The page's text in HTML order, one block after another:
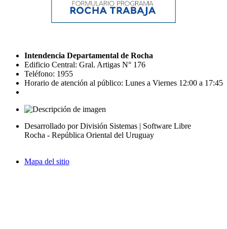
Intendencia Departamental de Rocha
Edificio Central: Gral. Artigas N° 176
Teléfono: 1955
Horario de atención al público: Lunes a Viernes 12:00 a 17:45
Desarrollado por División Sistemas | Software Libre
Rocha - República Oriental del Uruguay
Mapa del sitio